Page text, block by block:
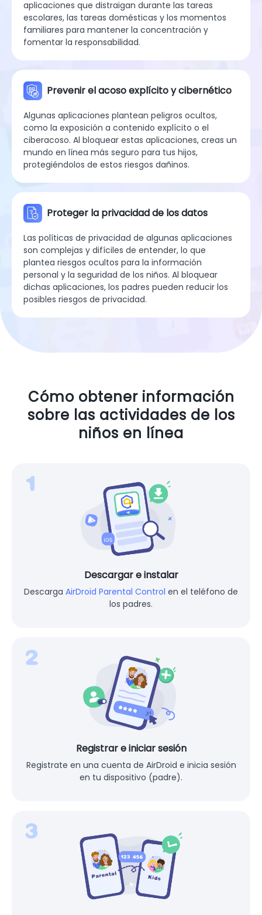
aplicaciones que distraigan durante las tareas
escolares, las tareas domésticas y los momentos
familiares para mantener la concentración y
fomentar la responsabilidad.
Prevenir el acoso explícito y cibernético
Algunas aplicaciones plantean peligros ocultos,
como la exposición a contenido explícito o el
ciberacoso. Al bloquear estas aplicaciones, creas un
mundo en línea más seguro para tus hijos,
protegiéndolos de estos riesgos dañinos.
Proteger la privacidad de los datos
Las políticas de privacidad de algunas aplicaciones
son complejas y difíciles de entender, lo que
plantea riesgos ocultos para la información
personal y la seguridad de los niños. Al bloquear
dichas aplicaciones, los padres pueden reducir los
posibles riesgos de privacidad.
Cómo obtener información
sobre las actividades de los
niños en línea
Descargar e instalar
Descarga AirDroid Parental Control en el teléfono de
los padres.
Registrar e iniciar sesión
Registrate en una cuenta de AirDroid e inicia sesión
en tu dispositivo (padre).